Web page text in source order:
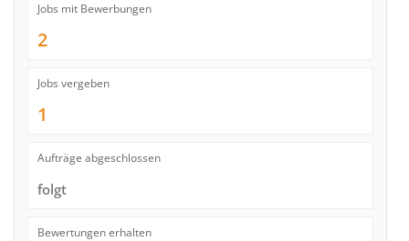
Jobs mit Bewerbungen
2
Jobs vergeben
1
Aufträge abgeschlossen
folgt
Bewertungen erhalten